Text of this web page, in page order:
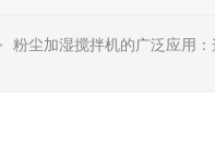
粉尘加湿搅拌机的广泛应用